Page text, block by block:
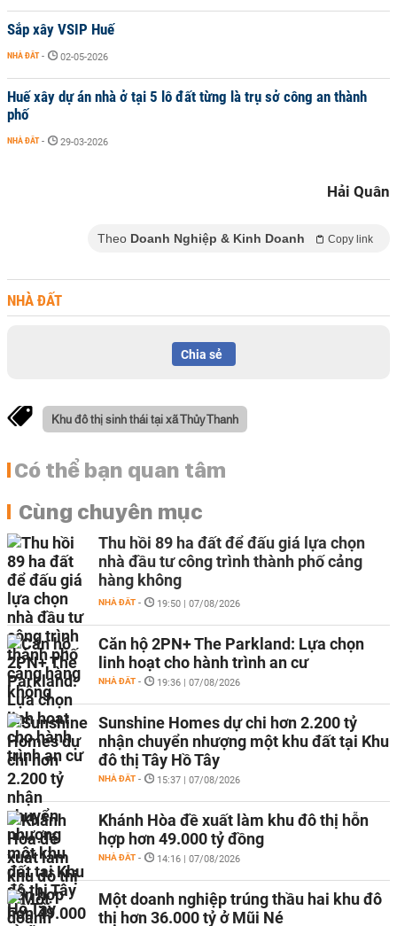
Sắp xây VSIP Huế
NHÀ ĐẤT - 02-05-2026
Huế xây dự án nhà ở tại 5 lô đất từng là trụ sở công an thành
phố
NHÀ ĐẤT - 29-03-2026
Hải Quân
Theo Doanh Nghiệp & Kinh Doanh Copy link
NHÀ ĐẤT
Chia sẻ
Khu đô thị sinh thái tại xã Thủy Thanh
Có thể bạn quan tâm
Cùng chuyên mục
Thu hồi 89 ha đất để đấu giá lựa chọn
nhà đầu tư công trình thành phố cảng
hàng không
NHÀ ĐẤT - 19:50 | 07/08/2026
Căn hộ 2PN+ The Parkland: Lựa chọn
linh hoạt cho hành trình an cư
NHÀ ĐẤT - 19:36 | 07/08/2026
Sunshine Homes dự chi hơn 2.200 tỷ
nhận chuyển nhượng một khu đất tại Khu
đô thị Tây Hồ Tây
NHÀ ĐẤT - 15:37 | 07/08/2026
Khánh Hòa đề xuất làm khu đô thị hỗn
hợp hơn 49.000 tỷ đồng
NHÀ ĐẤT - 14:16 | 07/08/2026
Một doanh nghiệp trúng thầu hai khu đô
thị hơn 36.000 tỷ ở Mũi Né